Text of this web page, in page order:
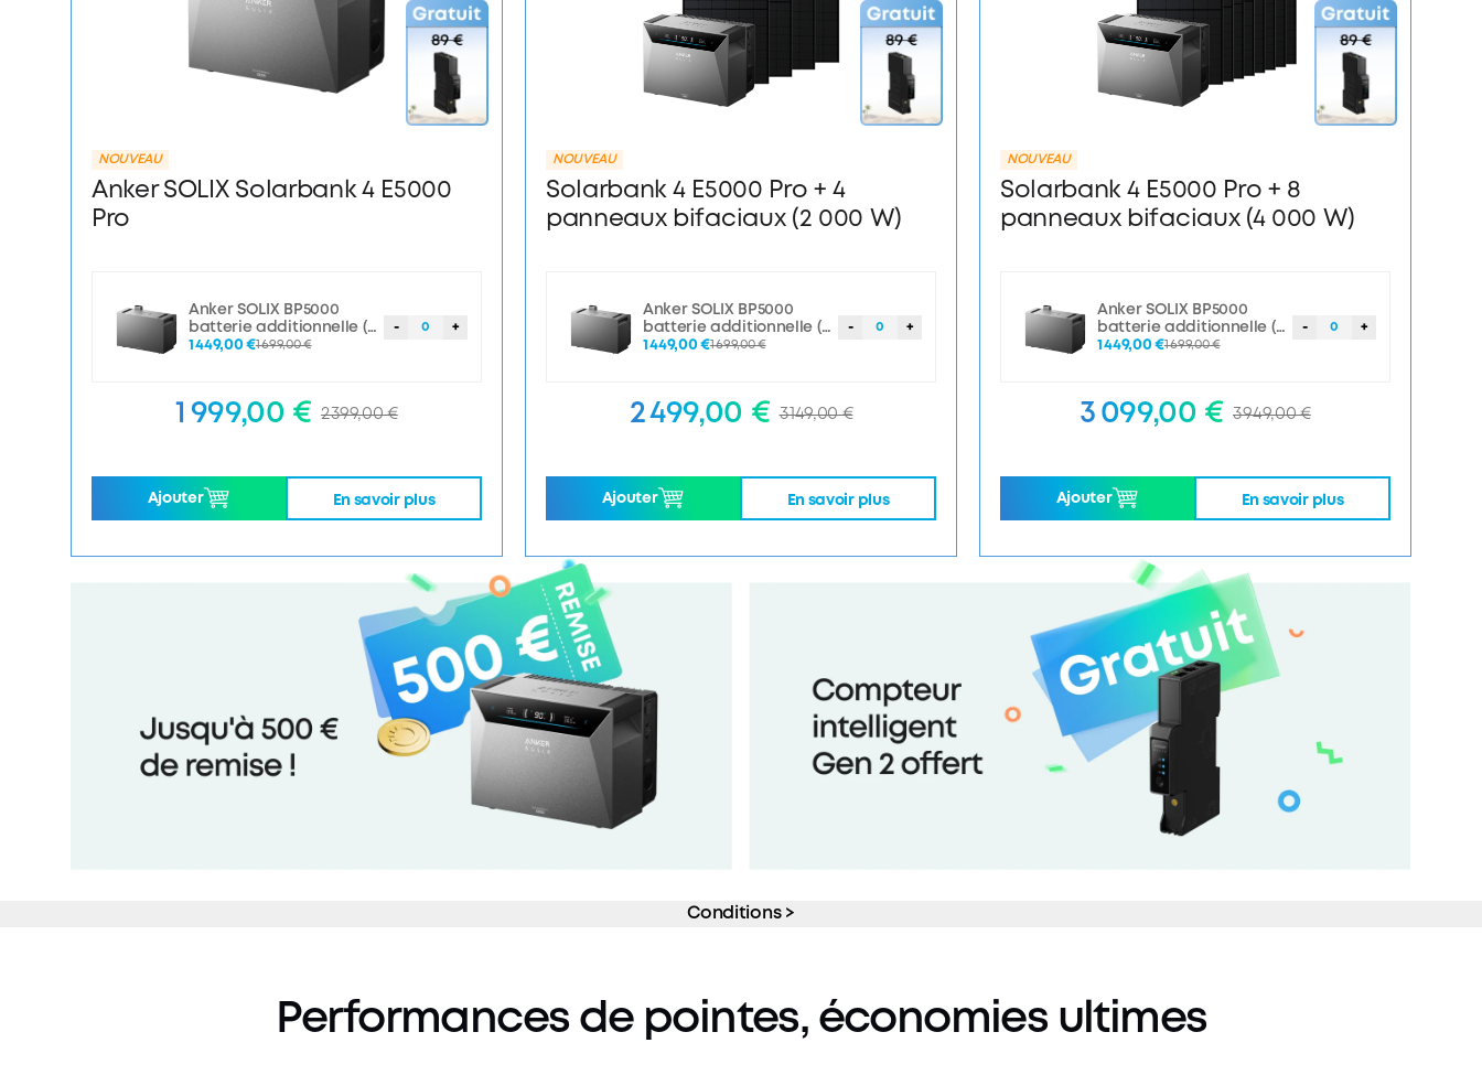
NOUVEAU
Anker SOLIX Solarbank 4 E5000
Pro
Anker SOLIX BP5000
batterie additionnelle (5
000 Wh)
1 449,00 €1 699,00 €
- 0 +
1 999,00 € 2 399,00 €
Ajouter En savoir plus
NOUVEAU
Solarbank 4 E5000 Pro + 4
panneaux bifaciaux (2 000 W)
Anker SOLIX BP5000
batterie additionnelle (5
000 Wh)
1 449,00 €1 699,00 €
- 0 +
2 499,00 € 3 149,00 €
Ajouter En savoir plus
NOUVEAU
Solarbank 4 E5000 Pro + 8
panneaux bifaciaux (4 000 W)
Anker SOLIX BP5000
batterie additionnelle (5
000 Wh)
1 449,00 €1 699,00 €
- 0 +
3 099,00 € 3 949,00 €
Ajouter En savoir plus
Conditions >
Performances de pointes, économies ultimes